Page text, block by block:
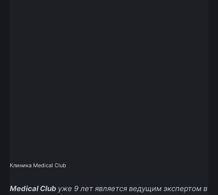
Клиника Medical Club
Medical Club уже 9 лет является ведущим экспертом в